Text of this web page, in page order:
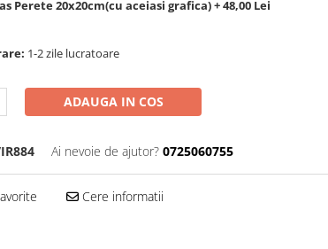
Perete 20x20cm(cu aceiasi grafica) + 48,00 Lei
1-2 zile lucratoare
ADAUGA IN COS
Ai nevoie de ajutor? 0725060755
Cere informatii